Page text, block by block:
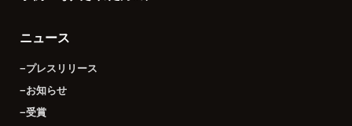
ニュース
−プレスリリース
−お知らせ
−受賞